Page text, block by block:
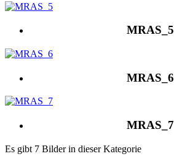
MRAS_5
MRAS_6
MRAS_7
Es gibt 7 Bilder in dieser Kategorie